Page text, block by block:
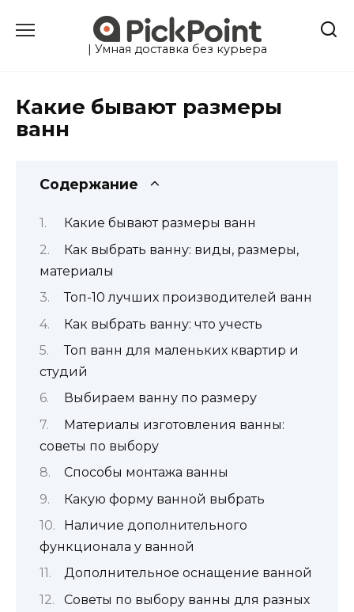
| Умная доставка без курьера
Какие бывают размеры
ванн
Содержание
Какие бывают размеры ванн
Как выбрать ванну: виды, размеры,
материалы
Топ-10 лучших производителей ванн
Как выбрать ванну: что учесть
Топ ванн для маленьких квартир и
студий
Выбираем ванну по размеру
Материалы изготовления ванны:
советы по выбору
Способы монтажа ванны
Какую форму ванной выбрать
Наличие дополнительного
функционала у ванной
Дополнительное оснащение ванной
Советы по выбору ванны для разных